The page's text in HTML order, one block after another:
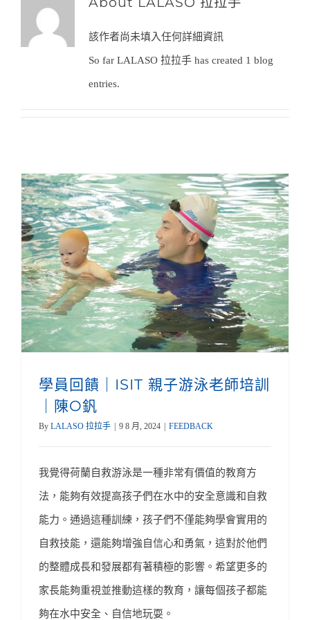
該作者尚未填入任何詳細資訊
So far LALASO 拉拉手 has created 1 blog
entries.
學員回饋｜ISIT 親子游泳老師培訓
｜陳O釩
By LALASO 拉拉手 | 9 8 月, 2024 | FEEDBACK
我覺得荷蘭自救游泳是一種非常有價值的教育方
法，能夠有效提高孩子們在水中的安全意識和自救
能力。通過這種訓練，孩子們不僅能夠學會實用的
自救技能，還能夠增強自信心和勇氣，這對於他們
的整體成長和發展都有著積極的影響。希望更多的
家長能夠重視並推動這樣的教育，讓每個孩子都能
夠在水中安全、自信地玩耍。